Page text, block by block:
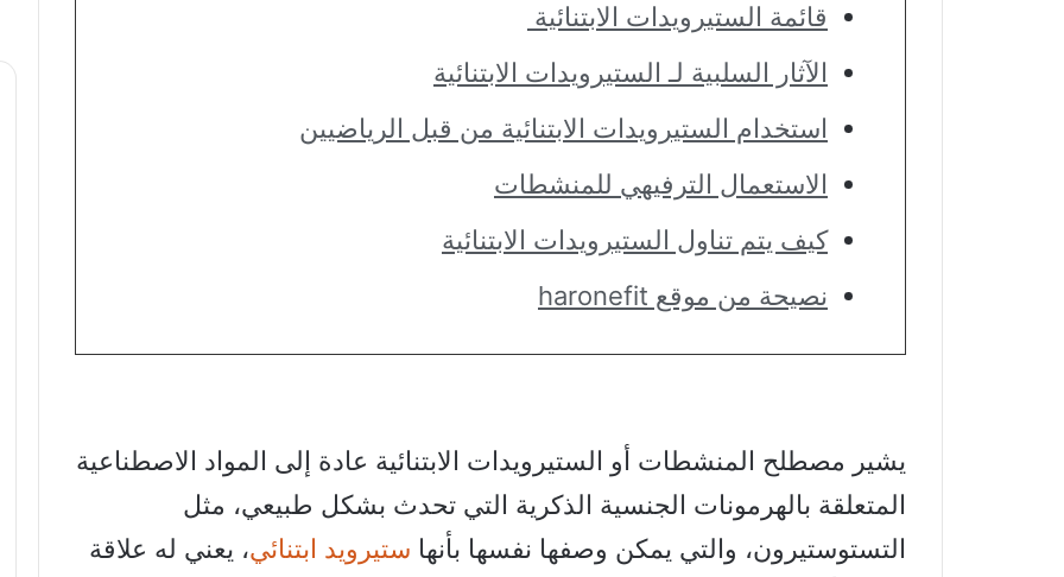
قائمة الستيرويدات الابتنائية
الآثار السلبية لـ الستيرويدات الابتنائية
استخدام الستيرويدات الابتنائية من قبل الرياضيين
الاستعمال الترفيهي للمنشطات
كيف يتم تناول الستيرويدات الابتنائية
نصيحة من موقع haronefit
يشير مصطلح المنشطات أو الستيرويدات الابتنائية عادة إلى المواد الاصطناعية
المتعلقة بالهرمونات الجنسية الذكرية التي تحدث بشكل طبيعي، مثل
التستوستيرون، والتي يمكن وصفها نفسها بأنها ستيرويد ابتنائي، يعني له علاقة